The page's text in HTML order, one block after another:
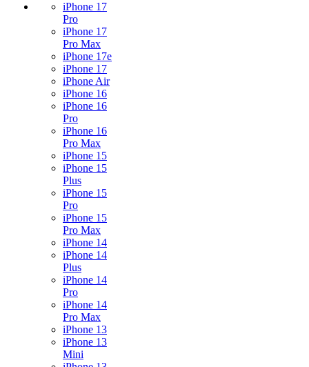
iPhone 17
Pro
iPhone 17
Pro Max
iPhone 17e
iPhone 17
iPhone Air
iPhone 16
iPhone 16
Pro
iPhone 16
Pro Max
iPhone 15
iPhone 15
Plus
iPhone 15
Pro
iPhone 15
Pro Max
iPhone 14
iPhone 14
Plus
iPhone 14
Pro
iPhone 14
Pro Max
iPhone 13
iPhone 13
Mini